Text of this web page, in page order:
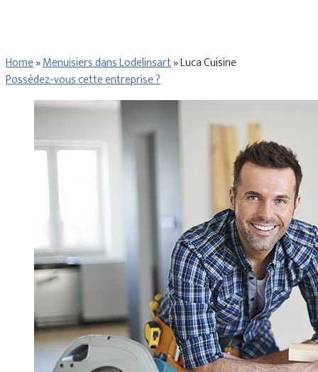
Home»Menuisiers dans Lodelinsart»Luca Cuisine
Possédez-vous cette entreprise ?